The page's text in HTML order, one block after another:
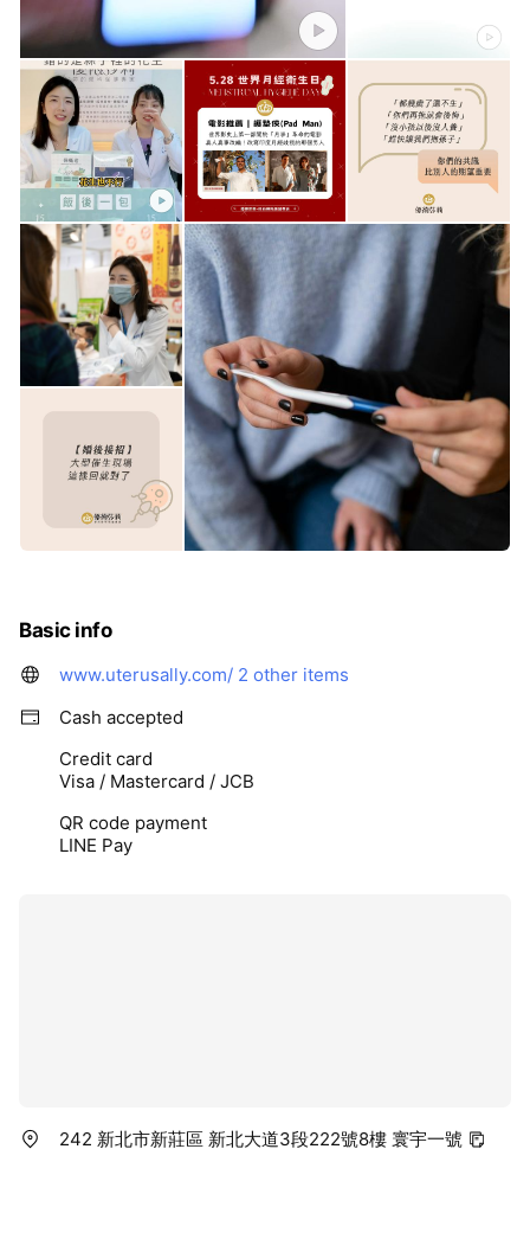
Basic info
www.uterusally.com/ 2 other items
Cash accepted
Credit card
Visa / Mastercard / JCB
QR code payment
LINE Pay
242 新北市新莊區 新北大道3段222號8樓 寰宇一號